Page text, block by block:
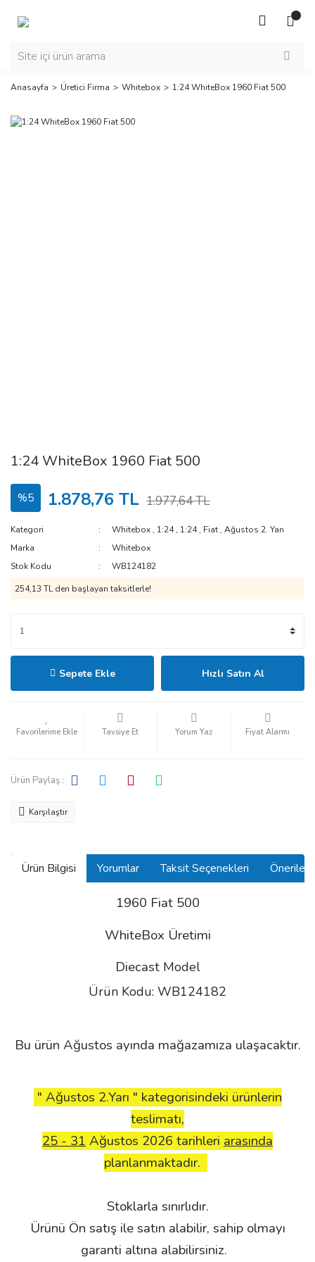
Anasayfa Üretici Firma Whitebox 1:24 WhiteBox 1960 Fiat 500
1:24 WhiteBox 1960 Fiat 500
%5 1.878,76 TL 1.977,64 TL
Kategori Whitebox , 1:24, 1:24, Fiat ,Ağustos 2. Yarı
Marka
Whitebox
Stok Kodu
WB124182
254,13 TL den başlayan taksitlerle!
Sepete Ekle Hızlı Satın Al
Tavsiye Et Yorum Yaz Fiyat Alarmı
Ürün Paylaş :
Karşılaştır
Ürün Bilgisi Yorumlar Taksit Seçenekleri
1960 Fiat 500
WhiteBox Üretimi
Diecast Model
Ürün Kodu: WB124182
Bu ürün Ağustos ayında mağazamıza ulaşacaktır.
" Ağustos 2.Yarı " kategorisindeki ürünlerin
teslimatı,
25 - 31 Ağustos 2026 tarihleri arasında
planlanmaktadır.
Stoklarla sınırlıdır.
Ürünü Ön satış ile satın alabilir, sahip olmayı
garanti altına alabilirsiniz.